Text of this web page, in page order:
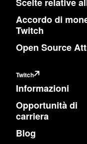
Accordo di
Twitch
Open Source
Twitch
Informazioni
Opportunità di
carriera
Blog